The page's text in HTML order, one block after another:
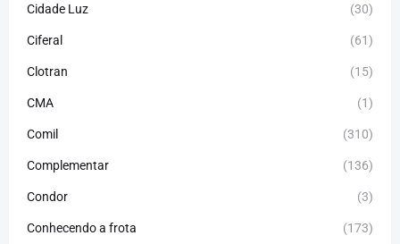
Cidade Luz (30)
Ciferal (61)
Clotran (15)
CMA (1)
Comil (310)
Complementar (136)
Condor (3)
Conhecendo a frota (173)